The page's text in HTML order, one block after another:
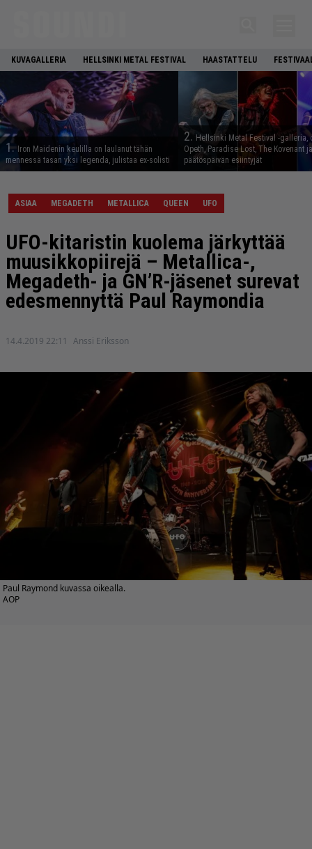
KUVAGALLERIA HELLSINKI METAL FESTIVAL HAASTATTELU
1. Iron Maidenin keulilla on laulanut tähän
mennessä tasan yksi legenda, julistaa ex-solisti
2. Hellsinki Metal Festival -galleria,
Opeth, Paradise Lost, The Kovenant
päätöspäivän esiintyjät
ASIAA MEGADETH METALLICA QUEEN UFO
UFO-kitaristin kuolema järkyttää
muusikkopiirejä – Metallica-,
Megadeth- ja GN’R-jäsenet surevat
edesmennyttä Paul Raymondia
14.4.2019 22:11 Anssi Eriksson
Paul Raymond kuvassa oikealla.
AOP